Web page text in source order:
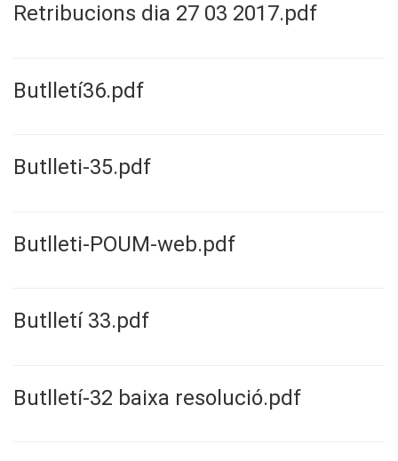
Retribucions dia 27 03 2017.pdf
Butlletí36.pdf
Butlleti-35.pdf
Butlleti-POUM-web.pdf
Butlletí 33.pdf
Butlletí-32 baixa resolució.pdf